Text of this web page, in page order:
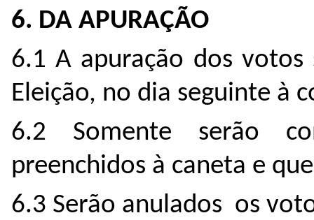
6. DA APURAÇÃO
6.1 A apuração dos votos
Eleição, no dia seguinte à
6.2 Somente serão
preenchidos à caneta e
6.3 Serão anulados os